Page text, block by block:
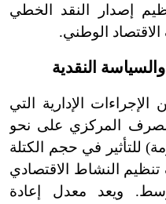
إصدار النقد الخطي
الوطني.
النقدية
الإدارية التي
المركزي على نحو
للتأثير في حجم الكتلة
تنظيم النشاط الاقتصادي
ويعد معدل إعادة